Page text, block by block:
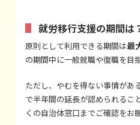
就労移行支援の期間は
原則として利用できる期間は最
の期間中に一般就職や復職を目
ただし、やむを得ない事情があ
で半年間の延長が認められるこ
くの自治体窓口までご確認をお